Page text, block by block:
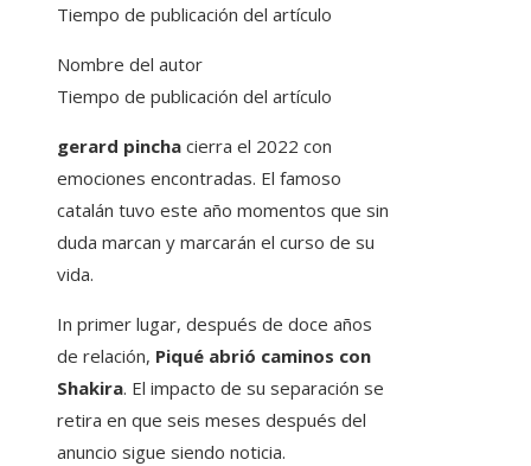
Tiempo de publicación del artículo
Nombre del autor
Tiempo de publicación del artículo
gerard pincha cierra el 2022 con
emociones encontradas. El famoso
catalán tuvo este año momentos que sin
duda marcan y marcarán el curso de su
vida.
In primer lugar, después de doce años
de relación, Piqué abrió caminos con
Shakira. El impacto de su separación se
retira en que seis meses después del
anuncio sigue siendo noticia.